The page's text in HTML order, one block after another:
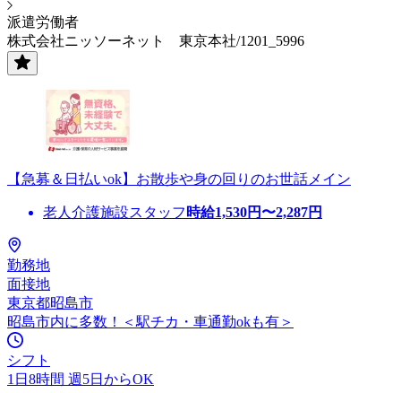
派遣労働者
株式会社ニッソーネット 東京本社/1201_5996
【急募＆日払いok】お散歩や身の回りのお世話メイン
老人介護施設スタッフ 時給1,530円〜2,287円
勤務地
面接地
東京都昭島市
昭島市内に多数！＜駅チカ・車通勤okも有＞
シフト
1日8時間 週5日からOK